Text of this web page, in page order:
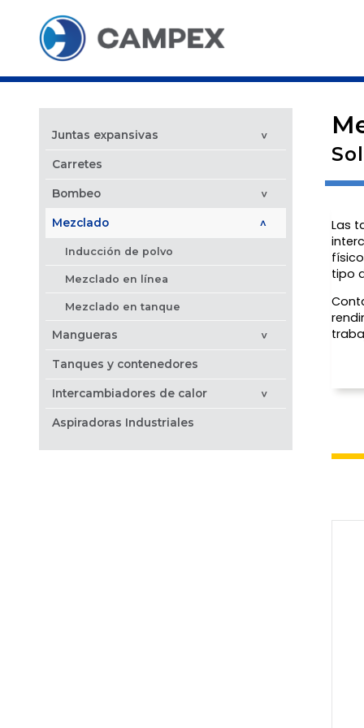
Juntas expansivas >
Carretes
Bombeo >
Mezclado >
Inducción de polvo
Mezclado en línea
Mezclado en tanque
Mangueras >
Tanques y contenedores
Intercambiadores de calor >
Aspiradoras Industriales
Las
tipo